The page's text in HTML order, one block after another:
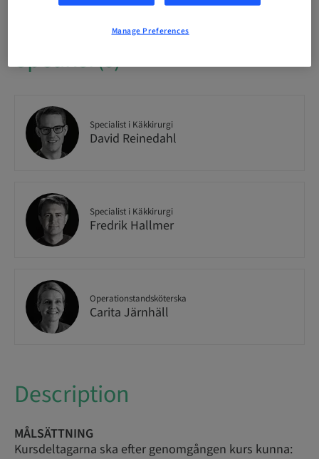
Speaker(s)
Specialist i Käkkirurgi
David Reinedahl
Specialist i Käkkirurgi
Fredrik Hallmer
Operationstandsköterska
Carita Järnhäll
Description
MÅLSÄTTNING
Kursdeltagarna ska efter genomgången kurs kunna:
Manage Preferences